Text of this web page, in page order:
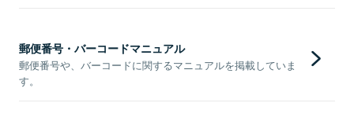
郵便番号・バーコードマニュアル
郵便番号や、バーコードに関するマニュアルを掲載していま
す。